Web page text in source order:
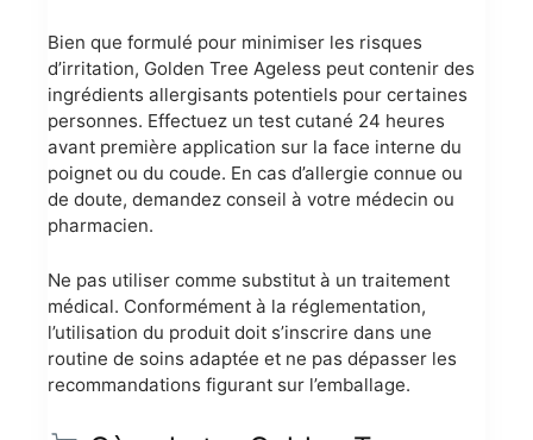
Bien que formulé pour minimiser les risques
d’irritation, Golden Tree Ageless peut contenir des
ingrédients allergisants potentiels pour certaines
personnes. Effectuez un test cutané 24 heures
avant première application sur la face interne du
poignet ou du coude. En cas d’allergie connue ou
de doute, demandez conseil à votre médecin ou
pharmacien.
Ne pas utiliser comme substitut à un traitement
médical. Conformément à la réglementation,
l’utilisation du produit doit s’inscrire dans une
routine de soins adaptée et ne pas dépasser les
recommandations figurant sur l’emballage.